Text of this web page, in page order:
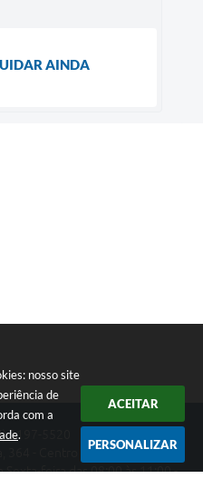
nosso site
de
com a
.
ACEITAR
PERSONALIZAR
AINDA
3197-5520
364 - Centro | CEP: 17670-003
feira das 08:00 às 11:00 -